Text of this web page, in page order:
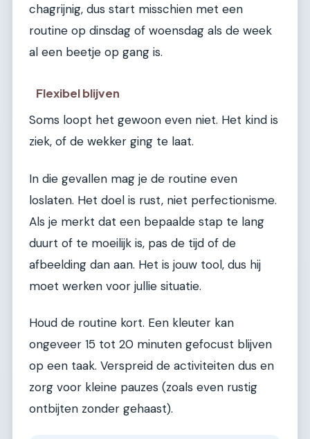
chagrijnig, dus start misschien met een
routine op dinsdag of woensdag als de week
al een beetje op gang is.
Flexibel blijven
Soms loopt het gewoon even niet. Het kind is
ziek, of de wekker ging te laat.
In die gevallen mag je de routine even
loslaten. Het doel is rust, niet perfectionisme.
Als je merkt dat een bepaalde stap te lang
duurt of te moeilijk is, pas de tijd of de
afbeelding dan aan. Het is jouw tool, dus hij
moet werken voor jullie situatie.
Houd de routine kort. Een kleuter kan
ongeveer 15 tot 20 minuten gefocust blijven
op een taak. Verspreid de activiteiten dus en
zorg voor kleine pauzes (zoals even rustig
ontbijten zonder gehaast).